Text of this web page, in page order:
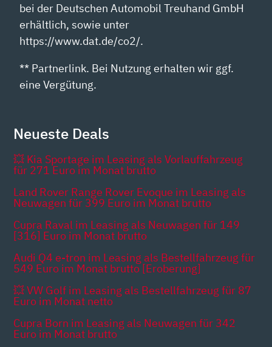
bei der Deutschen Automobil Treuhand GmbH
erhältlich, sowie unter
https://www.dat.de/co2/.
** Partnerlink. Bei Nutzung erhalten wir ggf.
eine Vergütung.
Neueste Deals
💥 Kia Sportage im Leasing als Vorlauffahrzeug
für 271 Euro im Monat brutto
Land Rover Range Rover Evoque im Leasing als
Neuwagen für 399 Euro im Monat brutto
Cupra Raval im Leasing als Neuwagen für 149
[316] Euro im Monat brutto
Audi Q4 e-tron im Leasing als Bestellfahrzeug für
549 Euro im Monat brutto [Eroberung]
💥 VW Golf im Leasing als Bestellfahrzeug für 87
Euro im Monat netto
Cupra Born im Leasing als Neuwagen für 342
Euro im Monat brutto